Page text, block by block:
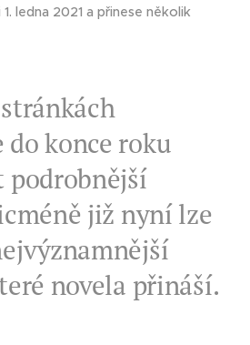
ledna 2021 a přinese několik
konce roku
podrobnější
již nyní lze
novela přináší.